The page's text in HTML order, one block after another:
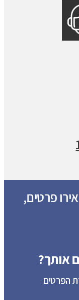
פרטים,
אותך?
הפרטים